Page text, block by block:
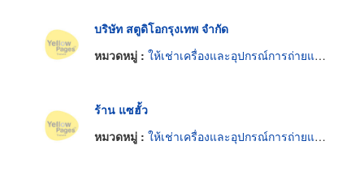
บริษัท สตูดิโอกรุงเทพ จำกัด
หมวดหมู่ : ให้เช่าเครื่องและอุปกรณ์การถ่ายและฉายภาพยนตร์
ร้าน แซฮั้ว
หมวดหมู่ : ให้เช่าเครื่องและอุปกรณ์การถ่ายและฉายภาพยนตร์